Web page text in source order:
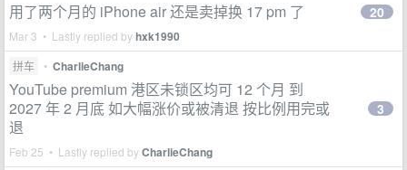
用了两个月的 iPhone air 还是卖掉换 17 pm 了
Mar 3 • Lastly replied byhxk1990
20
拼车 • CharlieChang
YouTube premium 港区未锁区均可 12 个月 到
2027 年 2 月底 如大幅涨价或被清退 按比例用完或
退
Feb 25 • Lastly replied byCharlieChang
3